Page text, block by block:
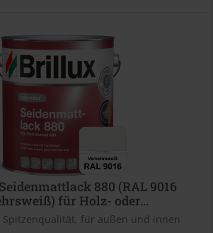
880 (RAL 9016
für Holz- oder...
für außen und innen